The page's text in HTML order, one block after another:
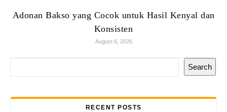
Adonan Bakso yang Cocok untuk Hasil Kenyal dan
Konsisten
August 6, 2026
Search
RECENT POSTS